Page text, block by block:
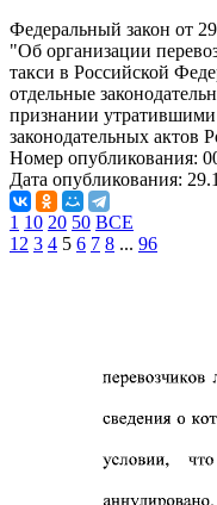
Федеральный закон от
"Об организации
такси в Российской
отдельные
признании
законодательных актов
Номер опубликования:
Дата опубликования:
1 10 20 50 ВСЕ
1 2 3 4 5 6 7 8 ... 96